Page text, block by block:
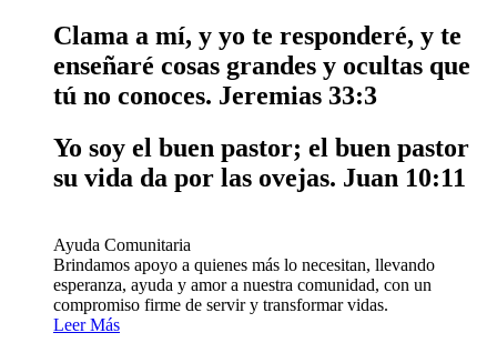
Clama a mí, y yo te responderé, y te
enseñaré cosas grandes y ocultas que
tú no conoces. Jeremias 33:3
Yo soy el buen pastor; el buen pastor
su vida da por las ovejas. Juan 10:11
Ayuda Comunitaria
Brindamos apoyo a quienes más lo necesitan, llevando
esperanza, ayuda y amor a nuestra comunidad, con un
compromiso firme de servir y transformar vidas.
Leer Más